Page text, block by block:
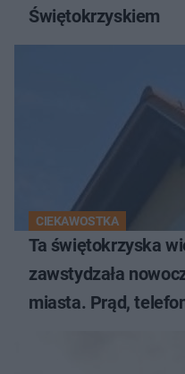
Świętokrzyskiem
CIEKAWOSTKA
Ta świętokrzyska
zawstydzała
miasta. Prąd,